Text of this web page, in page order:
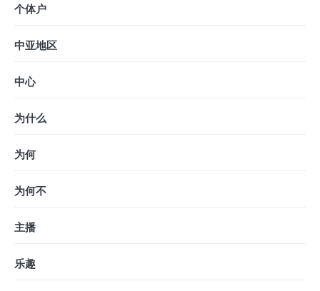
个体户
中亚地区
中心
为什么
为何
为何不
主播
乐趣